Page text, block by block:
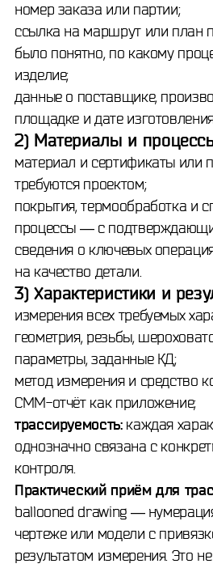
номер заказа или партии;
ссылка на маршрут или план
было понятно, по какому
изделие;
данные о поставщике,
площадке и дате
2) Материалы и
материал и сертификаты или
требуются проектом;
покрытия, термообработка и
процессы — с
сведения о ключевых
на качество детали.
3) Характеристики и
измерения всех требуемых
геометрия, резьбы,
параметры, заданные КД;
метод измерения и средство
CMM-отчёт как приложение;
трассируемость:каждая
однозначно связана с
контроля.
Практический приём для
ballooned drawing —
чертеже или модели с
результатом измерения. Это